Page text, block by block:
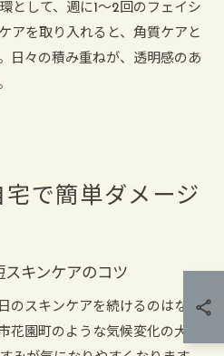
として、週に1～2回のフェイシ
アを取り入れると、角質ケアと
日々の積み重ねが、透明感のあ
で簡単ダメージ
キンケアのコツ
のスキンケアを続けるのはなか
花園町のような気候変化の大き